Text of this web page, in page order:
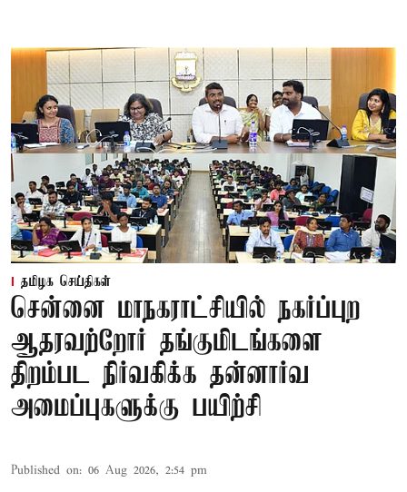
தமிழக செய்திகள்
சென்னை மாநகராட்சியில் நகர்ப்புற
ஆதரவற்றோர் தங்குமிடங்களை
திறம்பட நிர்வகிக்க தன்னார்வ
அமைப்புகளுக்கு பயிற்சி
Published on: 06 Aug 2026, 2:54 pm